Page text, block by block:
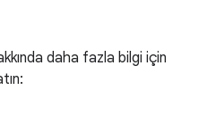
daha fazla bilgi için